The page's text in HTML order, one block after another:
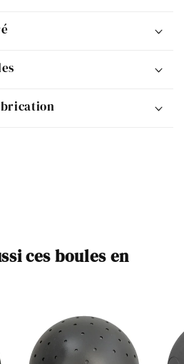
ces boules en